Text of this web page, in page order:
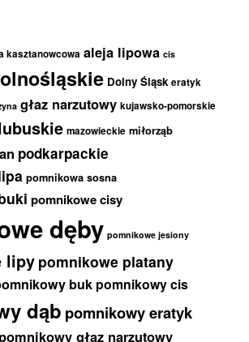
kasztanowcowa aleja lipowa cis
Dolny Śląsk eratyk
głaz narzutowy kujawsko-pomorskie
mazowieckie miłorząb
podkarpackie
pomnikowa sosna
pomnikowe cisy
dęby pomnikowe jesiony
lipypomnikowe platany
buk pomnikowy cis
dąb pomnikowy eratyk
pomnikowy głaz narzutowy